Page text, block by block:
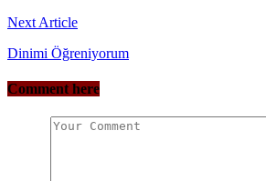
Next Article
Dinimi Öğreniyorum
Comment here